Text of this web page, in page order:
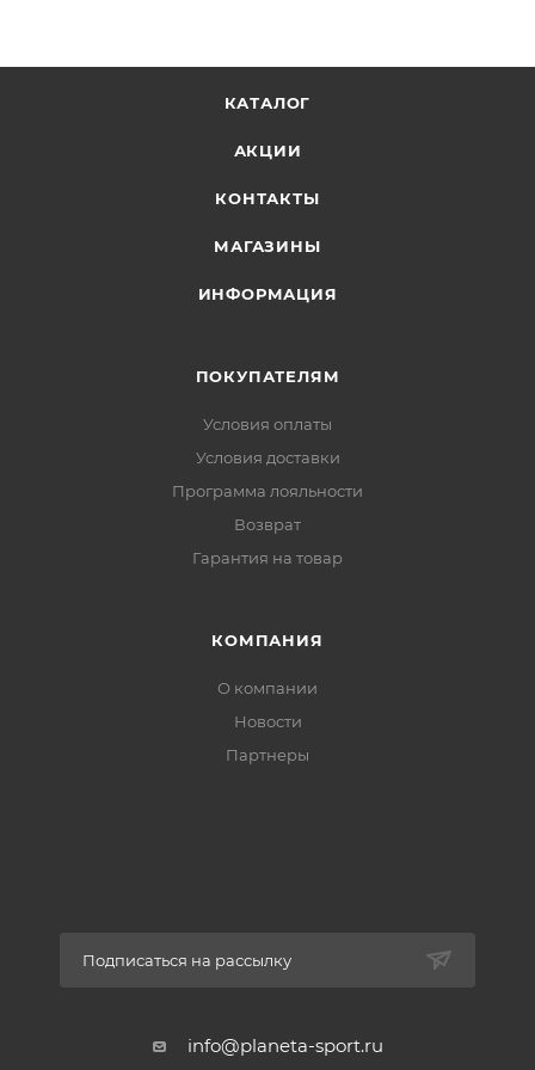
КАТАЛОГ
АКЦИИ
КОНТАКТЫ
МАГАЗИНЫ
ИНФОРМАЦИЯ
ПОКУПАТЕЛЯМ
Условия оплаты
Условия доставки
Программа лояльности
Возврат
Гарантия на товар
КОМПАНИЯ
О компании
Новости
Партнеры
Подписаться на рассылку
info@planeta-sport.ru